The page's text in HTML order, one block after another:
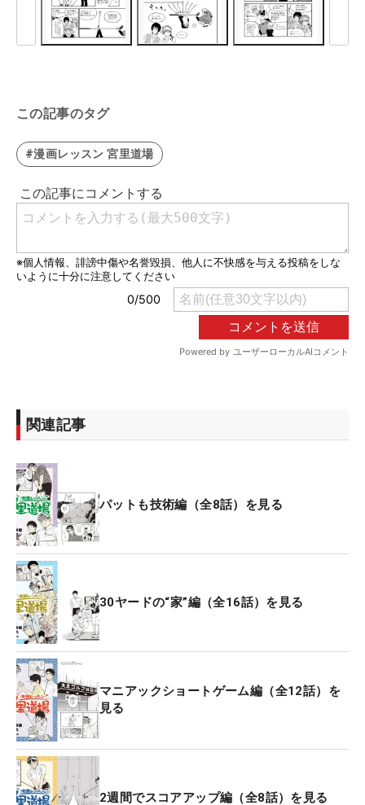
この記事のタグ
#漫画レッスン 宮里道場
関連記事
パットも技術編（全8話）を見る
30ヤードの“家”編（全16話）を見る
マニアックショートゲーム編（全12話）を
見る
2週間でスコアアップ編（全8話）を見る